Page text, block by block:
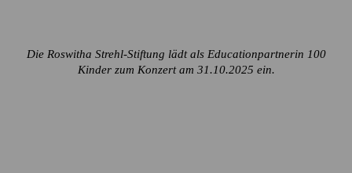
Die Roswitha Strehl-Stiftung lädt als Educationpartnerin 100
Kinder zum Konzert am 31.10.2025 ein.